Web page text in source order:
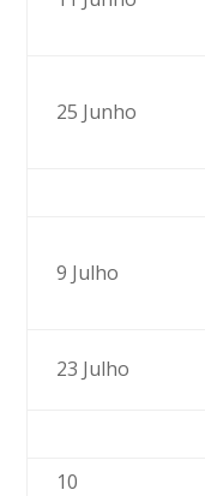
25 Junho
9 Julho
23 Julho
10